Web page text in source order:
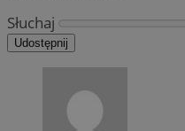
Słuchaj
Udostępnij